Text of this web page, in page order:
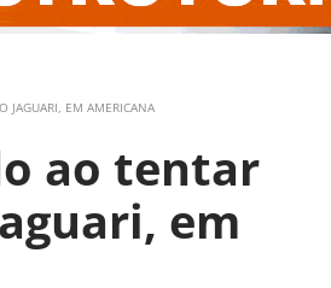
JAGUARI, EM AMERICANA
ao tentar
em